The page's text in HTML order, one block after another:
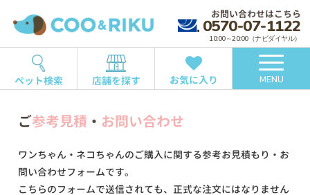
お問い合わせはこちら
0570-07-1122
10:00～20:00（ナビダイヤル）
ペット検索 店舗を探す お気に入り MENU
ご参考見積 ・ お問い合わせ
ワンちゃん・ネコちゃんのご購入に関する参考お見積もり・お
問い合わせフォームです。
こちらのフォームで送信されても、正式な注文にはなりません